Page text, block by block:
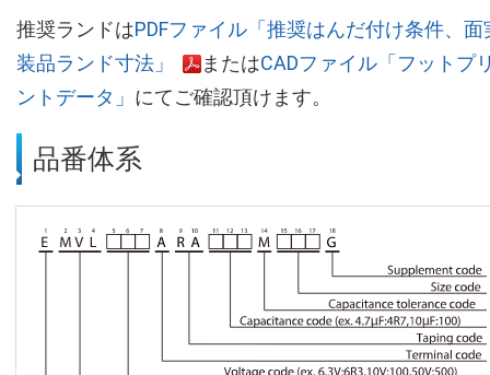
推奨ランドはPDFファイル「推奨はんだ付け条件、面
装品ランド寸法」
またはCADファイル「フットプ
ントデータ」 にてご確認頂けます。
品番体系